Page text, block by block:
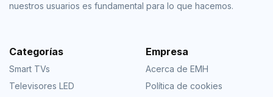
nuestros usuarios es fundamental para lo que hacemos.
Categorías
Smart TVs
Televisores LED
Empresa
Acerca de EMH
Política de cookies